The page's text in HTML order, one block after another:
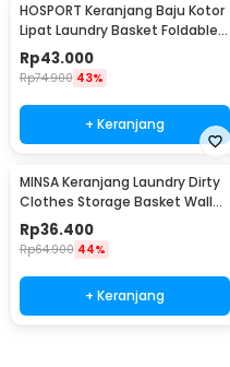
HOSPORT Keranjang Baju Kotor
Lipat Laundry Basket Foldable
100L - H10
Rp43.000
Rp74.900 43%
+ Keranjang
MINSA Keranjang Laundry Dirty
Clothes Storage Basket Wall
Mounted - MSU29
Rp36.400
Rp64.900 44%
+ Keranjang